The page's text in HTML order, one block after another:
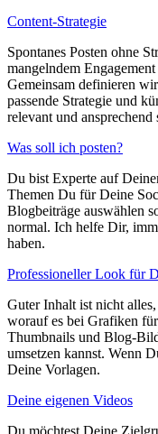
Content-Strategie
Spontanes Posten ohne
mangelndem
Gemeinsam definieren
passende Strategie und
relevant und ansprechend
Was soll ich posten?
Du bist Experte auf
Themen Du für Deine
Blogbeiträge auswählen
normal. Ich helfe Dir,
haben.
Professioneller Look für
Guter Inhalt ist nicht
worauf es bei Grafiken
Thumbnails und Blog-
umsetzen kannst. Wenn
Deine Vorlagen.
Deine eigenen Videos
Du möchtest Deine